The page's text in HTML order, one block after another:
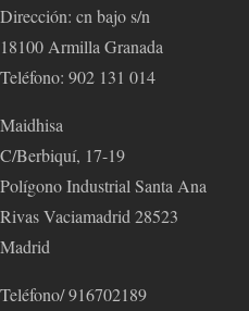
Dirección: cn bajo s/n
18100 Armilla Granada
Teléfono: 902 131 014
Maidhisa
C/Berbiquí, 17-19
Polígono Industrial Santa Ana
Rivas Vaciamadrid 28523
Madrid
Teléfono/ 916702189